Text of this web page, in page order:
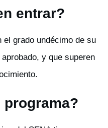
entrar?
el grado undécimo de su
y que superen
programa?